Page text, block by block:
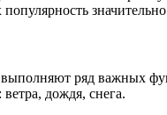
ряд важных
дождя, снега.